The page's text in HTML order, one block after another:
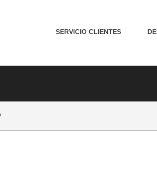
SERVICIO CLIENTES